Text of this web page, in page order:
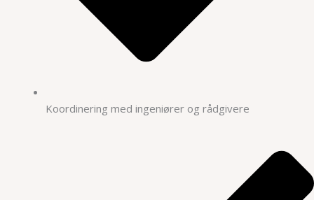
Koordinering med ingeniører og rådgivere